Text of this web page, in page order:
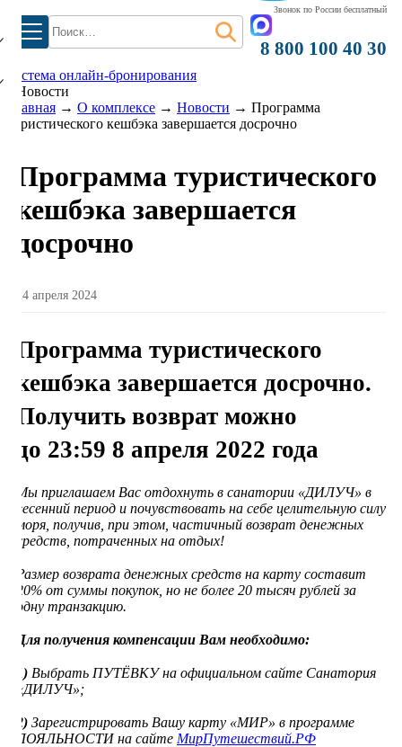
Найти:
Звонок по России бесплатный
8 800 100 40 30
система онлайн-бронирования
Новости
Главная → О комплексе → Новости → Программа
туристического кешбэка завершается досрочно
Программа туристического
кешбэка завершается
досрочно
24 апреля 2024
Программа туристического
кешбэка завершается досрочно.
Получить возврат можно
до 23:59 8 апреля 2022 года
Мы приглашаем Вас отдохнуть в санатории «ДИЛУЧ» в
весенний период и почувствовать на себе целительную силу
моря, получив, при этом, частичный возврат денежных
средств, потраченных на отдых!
Размер возврата денежных средств на карту составит
20% от суммы покупок, но не более 20 тысяч рублей за
одну транзакцию.
Для получения компенсации Вам необходимо:
1) Выбрать ПУТЁВКУ на официальном сайте Санатория
«ДИЛУЧ»;
2) Зарегистрировать Вашу карту «МИР» в программе
ЛОЯЛЬНОСТИ на сайте МирПутешествий.РФ